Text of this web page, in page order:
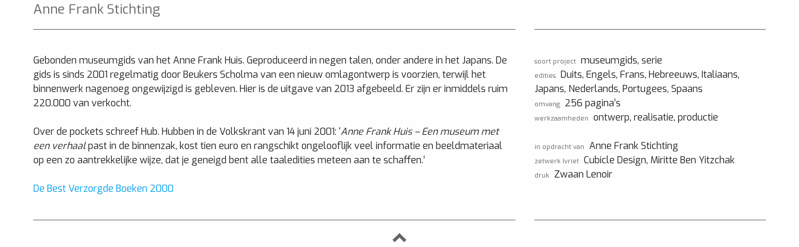
Anne Frank Stichting
Gebonden museumgids van het Anne Frank Huis. Geproduceerd in negen talen, onder andere in het Japans. De
gids is sinds 2001 regelmatig door Beukers Scholma van een nieuw omlagontwerp is voorzien, terwijl het
binnenwerk nagenoeg ongewijzigd is gebleven. Hier is de uitgave van 2013 afgebeeld. Er zijn er inmiddels ruim
220.000 van verkocht.
Over de pockets schreef Hub. Hubben in de Volkskrant van 14 juni 2001: ‘Anne Frank Huis – Een museum met
een verhaalpast in de binnenzak, kost tien euro en rangschikt ongelooflijk veel informatie en beeldmateriaal
op een zo aantrekkelijke wijze, dat je geneigd bent alle taaledities meteen aan te schaffen.’
De Best Verzorgde Boeken 2000
soort projectmuseumgids, serie
editiesDuits, Engels, Frans, Hebreeuws, Italiaans,
Japans, Nederlands, Portugees, Spaans
omvang256 pagina’s
werkzaamheden ontwerp, realisatie, productie
in opdracht van Anne Frank Stichting
zetwerk IvrietCubicle Design, Miritte Ben Yitzchak
drukZwaan Lenoir